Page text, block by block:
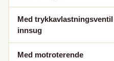
Med trykkavlastningsventil
innsug
Med motroterende